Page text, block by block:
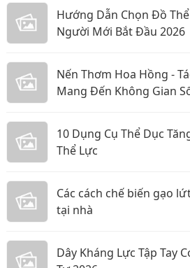
Hướng Dẫn Chọn Đồ
Người Mới Bắt Đầu 2026
Nến Thơm Hoa Hồng -
Mang Đến Không Gian
10 Dụng Cụ Thể Dục
Thể Lực
Các cách chế biến gạo
tại nhà
Dây Kháng Lực Tập Tay